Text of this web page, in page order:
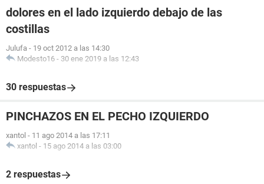
dolores en el lado izquierdo debajo de las
costillas
Julufa - 19 oct 2012 a las 14:30
Modesto16 - 30 ene 2019 a las 12:43
30 respuestas
PINCHAZOS EN EL PECHO IZQUIERDO
xantol - 11 ago 2014 a las 17:11
xantol - 15 ago 2014 a las 03:00
2 respuestas